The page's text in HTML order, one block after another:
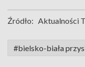
Źródło: Aktualności
#bielsko-biała